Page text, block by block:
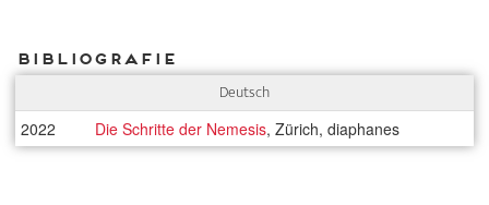
Bibliografie
Deutsch
2022 Die Schritte der Nemesis, Zürich, diaphanes